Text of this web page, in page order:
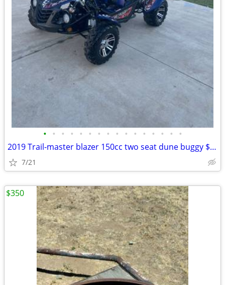
• • • • • • • • • • • • • • • •
2019 Trail-master blazer 150cc two seat dune buggy $2900
7/21
$350